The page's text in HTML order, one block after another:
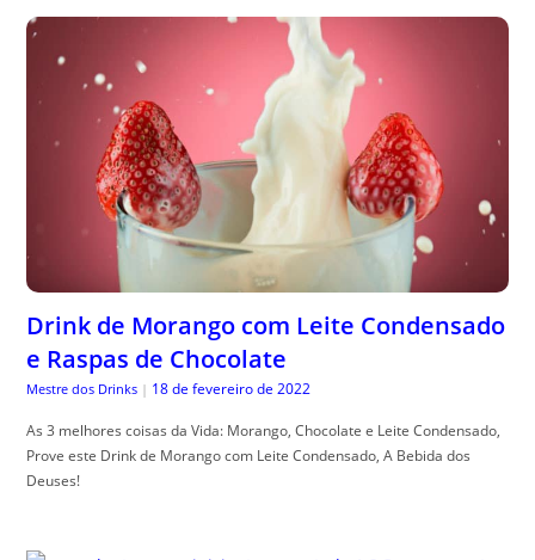
Drink de Morango com Leite Condensado
e Raspas de Chocolate
Mestre dos Drinks | 18 de fevereiro de 2022
As 3 melhores coisas da Vida: Morango, Chocolate e Leite Condensado,
Prove este Drink de Morango com Leite Condensado, A Bebida dos
Deuses!